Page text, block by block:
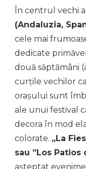
În centrul vechi
(Andaluzia,
cele mai
dedicate
două săptămâni
curțile vechilor
orașului sunt
ale unui festival
decora în mod
colorate. „La
sau ”Los Patios
așteptat